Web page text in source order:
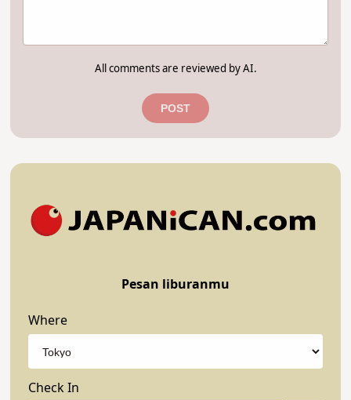
All comments are reviewed by AI.
POST
Pesan liburanmu
Where
Check In